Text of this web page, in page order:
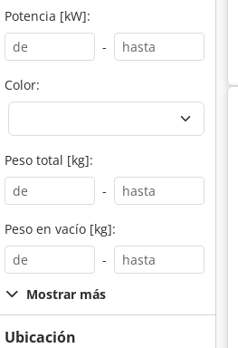
Potencia [kW]:
-
Color:
Peso total [kg]:
-
Peso en vacío [kg]:
-
Mostrar más
Ubicación